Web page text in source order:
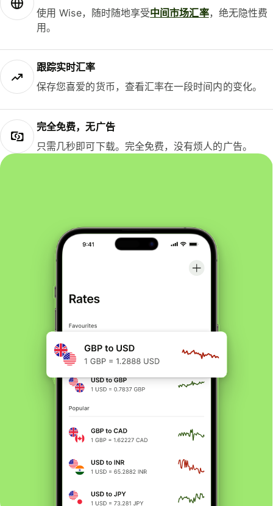
使用 Wise，随时随地享受中间市场汇率，绝无隐性费
用。
跟踪实时汇率
保存您喜爱的货币，查看汇率在一段时间内的变化。
完全免费，无广告
只需几秒即可下载。完全免费，没有烦人的广告。